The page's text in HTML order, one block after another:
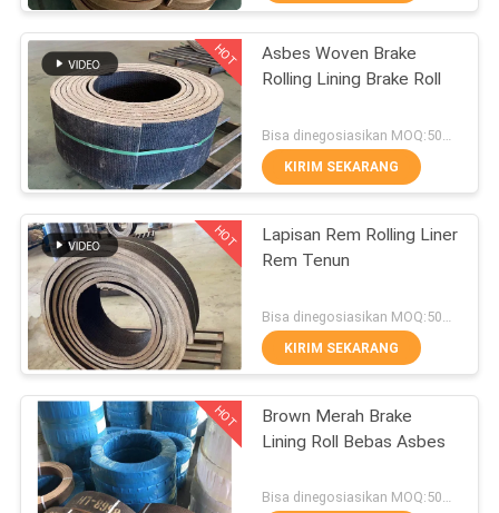
TUR
PABRIK
KONTROL
KUALITAS
HUBUNGI
KAMI
PERMINTAAN
PENAWARAN
SITEMAP
Lapisan Gulungan
Rem
23
Woven Brake Lining
Roll
34
HOT
Asbes Woven Brake
Rolling Lining Brake Roll
KIRIM SEKARANG
HOT
Lapisan Rem Rolling Liner
Rem Tenun
KIRIM SEKARANG
HOT
Brown Merah Brake
Lining Roll Bebas Asbes
Bisa dinegosiasikan MOQ:500 kg